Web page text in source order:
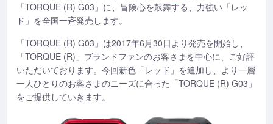
「TORQUE (R) G03」に、冒険心を鼓舞する、力強い「レッ
ド」を全国一斉発売します。
「TORQUE (R) G03」は2017年6月30日より発売を開始し、
「TORQUE (R)」ブランドファンのお客さまを中心に、ご好評
いただいております。今回新色「レッド」を追加し、より一層
一人ひとりのお客さまのニーズに合った「TORQUE (R) G03」
をご提供していきます。